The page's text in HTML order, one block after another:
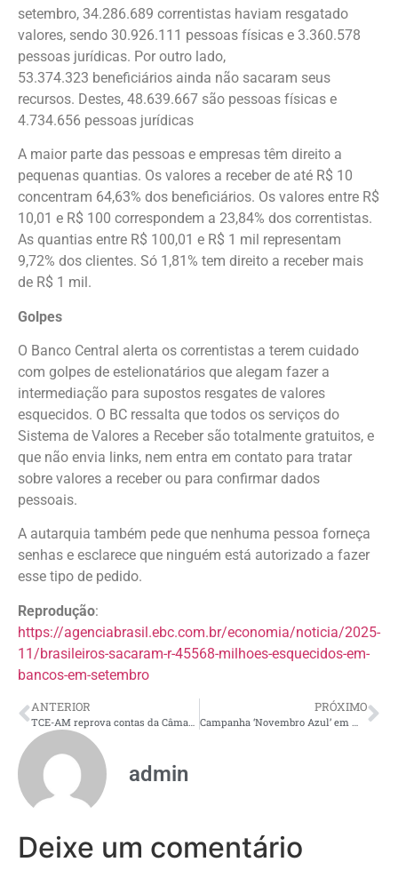
setembro, 34.286.689 correntistas haviam resgatado
valores, sendo 30.926.111 pessoas físicas e 3.360.578
pessoas jurídicas. Por outro lado,
53.374.323 beneficiários ainda não sacaram seus
recursos. Destes, 48.639.667 são pessoas físicas e
4.734.656 pessoas jurídicas
A maior parte das pessoas e empresas têm direito a
pequenas quantias. Os valores a receber de até R$ 10
concentram 64,63% dos beneficiários. Os valores entre R$
10,01 e R$ 100 correspondem a 23,84% dos correntistas.
As quantias entre R$ 100,01 e R$ 1 mil representam
9,72% dos clientes. Só 1,81% tem direito a receber mais
de R$ 1 mil.
Golpes
O Banco Central alerta os correntistas a terem cuidado
com golpes de estelionatários que alegam fazer a
intermediação para supostos resgates de valores
esquecidos. O BC ressalta que todos os serviços do
Sistema de Valores a Receber são totalmente gratuitos, e
que não envia links, nem entra em contato para tratar
sobre valores a receber ou para confirmar dados
pessoais.
A autarquia também pede que nenhuma pessoa forneça
senhas e esclarece que ninguém está autorizado a fazer
esse tipo de pedido.
Reprodução:
https://agenciabrasil.ebc.com.br/economia/noticia/2025-
11/brasileiros-sacaram-r-45568-milhoes-esquecidos-em-
bancos-em-setembro
ANTERIOR
TCE-AM reprova contas da Câmara de Pauini e determina que presidente devolva R$ 30,4 mil aos cofres públicos
PRÓXIMO
Campanha ‘Novembro Azul’ em Manaus orienta sobre câncer de próstata e cuidado integral com a saúde do homem
admin
Deixe um comentário